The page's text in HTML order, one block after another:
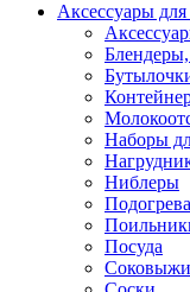
Аксессуары
Наборы
Ниблеры
Посуда